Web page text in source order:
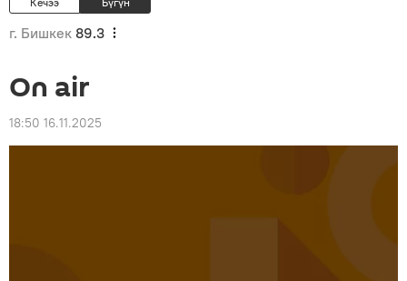
г. Бишкек 89.3
On air
18:50 16.11.2025